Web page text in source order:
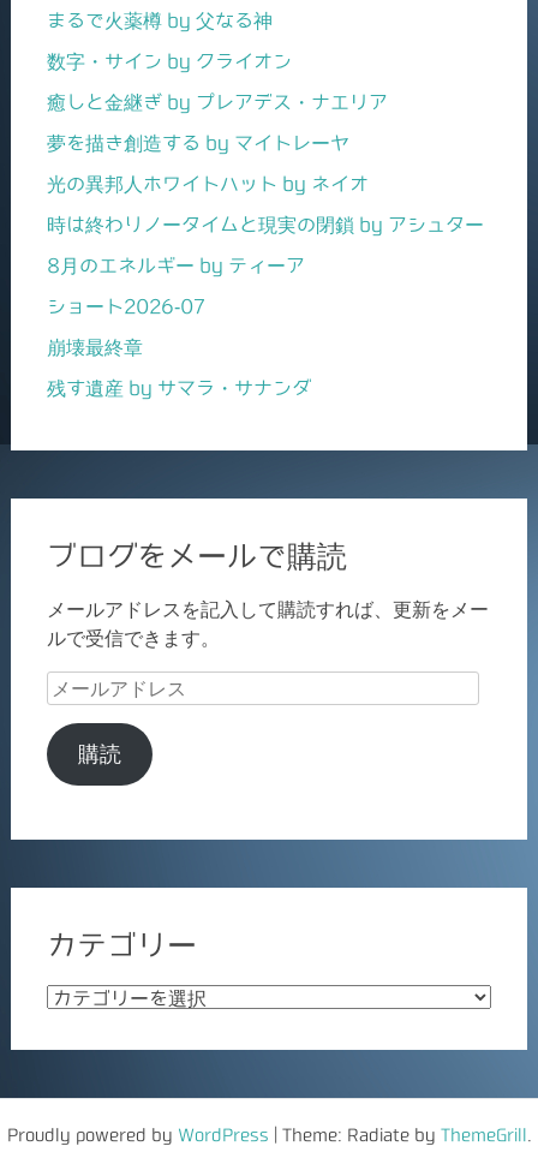
まるで火薬樽 by 父なる神
数字・サイン by クライオン
癒しと金継ぎ by プレアデス・ナエリア
夢を描き創造する by マイトレーヤ
光の異邦人ホワイトハット by ネイオ
時は終わりノータイムと現実の閉鎖 by アシュター
8月のエネルギー by ティーア
ショート2026-07
崩壊最終章
残す遺産 by サマラ・サナンダ
ブログをメールで購読
メールアドレスを記入して購読すれば、更新をメー
ルで受信できます。
メ
ル
ア
購読
カテゴリー
カ
ゴ
Proudly powered by WordPress Theme: Radiate by ThemeGrill